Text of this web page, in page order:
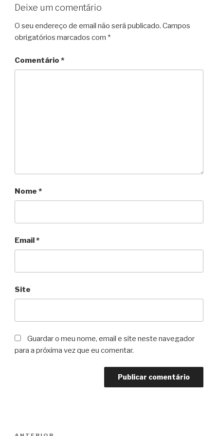
Deixe um comentário
O seu endereço de email não será publicado. Campos
obrigatórios marcados com *
Comentário *
Nome *
Email*
Site
Guardar o meu nome, email e site neste navegador
para a próxima vez que eu comentar.